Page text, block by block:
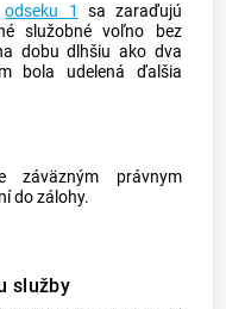
odseku 1
sa zaraďujú
služobné voľno bez
dobu dlhšiu ako dva
bola udelená ďalšia
záväzným právnym
do zálohy.
služby